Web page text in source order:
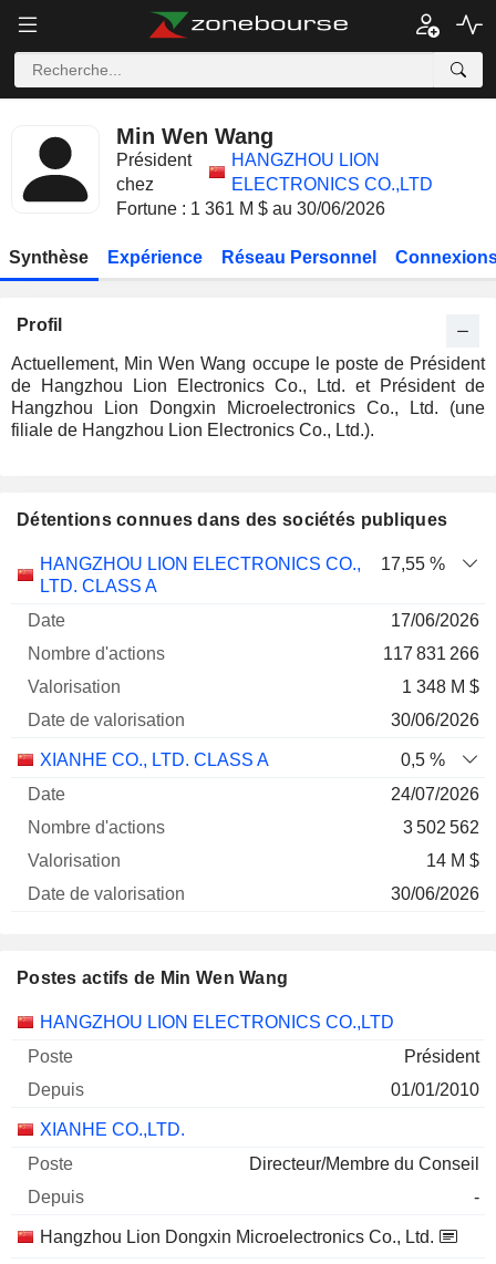
Min Wen Wang
Président
chez
HANGZHOU LION
ELECTRONICS CO.,LTD
Fortune : 1 361 M $ au 30/06/2026
Synthèse Expérience Réseau Personnel
Profil
Actuellement, Min Wen Wang occupe le poste de Président
de Hangzhou Lion Electronics Co., Ltd. et Président de
Hangzhou Lion Dongxin Microelectronics Co., Ltd. (une
filiale de Hangzhou Lion Electronics Co., Ltd.).
Détentions connues dans des sociétés publiques
Société Date
Nombre
d'actions
Date de
HANGZHOU LION ELECTRONICS CO.,
LTD. CLASS A
17,55 %
17/06/2026
117 831 266
1 348 M $
30/06/2026
XIANHE CO., LTD. CLASS A
0,5 %
24/07/2026
3 502 562
14 M $
30/06/2026
Postes actifs de Min Wen Wang
Sociétés Poste Début
HANGZHOU LION ELECTRONICS CO.,LTD
Président
01/01/2010
XIANHE CO.,LTD.
Directeur/Membre du Conseil
-
Hangzhou Lion Dongxin Microelectronics Co., Ltd.